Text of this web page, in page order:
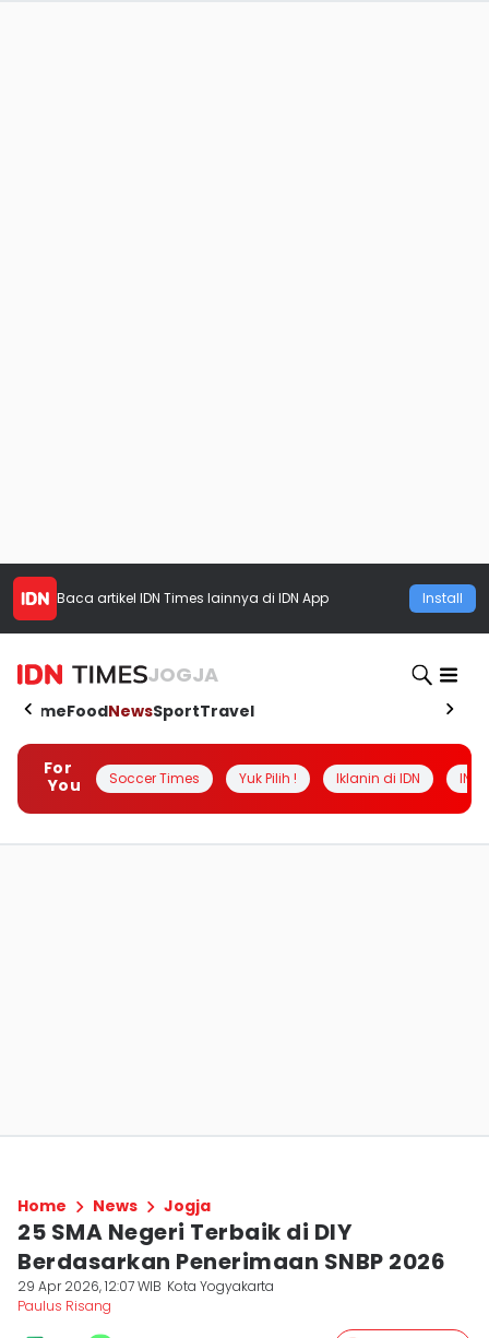
Baca artikel IDN Times lainnya di IDN App Install
JOGJA
HomeFoodNewsSportTravel
For
You
Soccer Times Yuk Pilih ! Iklanin di IDN
Home News Jogja
25 SMA Negeri Terbaik di DIY
Berdasarkan Penerimaan SNBP 2026
29 Apr 2026, 12:07 WIB Kota Yogyakarta
Paulus Risang